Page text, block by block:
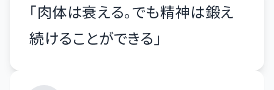
「肉体は衰える。でも精神は鍛え
続けることができる 」